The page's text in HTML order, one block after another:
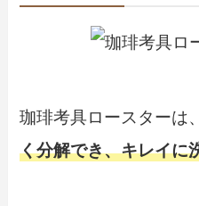
珈琲考具ロースターは
く分解でき、キレイに